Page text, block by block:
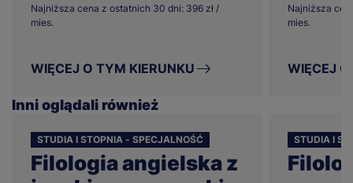
Najniższa cena z ostatnich 30 dni: 396 zł /
mies.
WIĘCEJ O TYM KIERUNKU
Najniższa
mies.
WIĘCEJ
Inni oglądali również
STUDIA I STOPNIA - SPECJALNOŚĆ
Filologia angielska z
STUDIA I